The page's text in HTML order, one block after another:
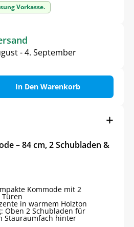
Vorkasse.
- 4. September
In Den Warenkorb
– 84 cm, 2 Schubladen &
Kommode mit 2
Türen
in warmem Holzton
Oben 2 Schubladen für
Stauraumfach hinter